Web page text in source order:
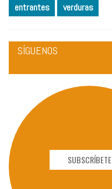
entrantes verduras
SÍGUENOS
SUBSCRÍBETE